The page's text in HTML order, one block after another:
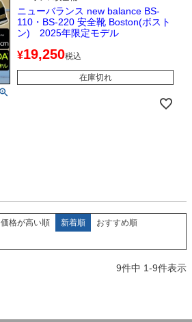
ニューバランス new balance BS-
110・BS-220 安全靴 Boston(ボスト
ン) 2025年限定モデル
¥19,250税込
在庫切れ
価格が高い順 新着順
おすすめ順
9件中 1-9件表示